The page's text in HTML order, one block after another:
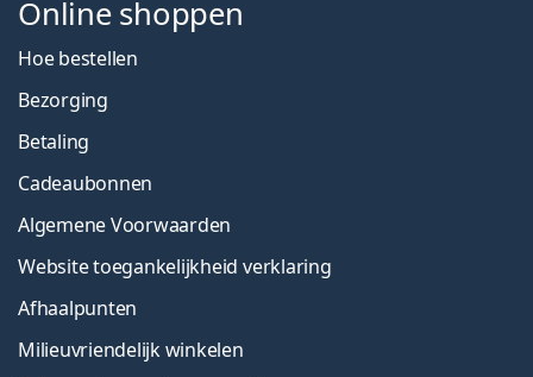
Online shoppen
Hoe bestellen
Bezorging
Betaling
Cadeaubonnen
Algemene Voorwaarden
Website toegankelijkheid verklaring
Afhaalpunten
Milieuvriendelijk winkelen